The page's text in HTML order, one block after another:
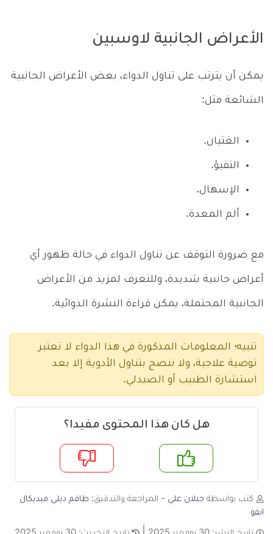
الأعراض الجانبية لاوسبين
يمكن أن يترتب على تناول الدواء، بعض الأعراض الجانبية
الشائعة مثل:
الغثيان.
التقيؤ.
الإسهال.
ألم المعدة.
مع ضرورة التوقف عن تناول الدواء في حالة ظهور أي
أعراض جانبية شديدة، وللتعرف لمزيد من الأعراض
الجانبية المحتملة، يمكن قراءة النشرة الدوائية.
تنبيه؛ المعلومات المذكورة في هذا الدواء لا تعتبر
توصية علاجية، ولا ننصح بتناول الأدوية إلا بعد
استشارة الطبيب أو الصيدلي.
هل كان هذا المحتوى مفيدا؟
لا
كتب بواسطة جيلان علي - المراجعة والتدقيق: طاقم ديلي ميديكال
انفو